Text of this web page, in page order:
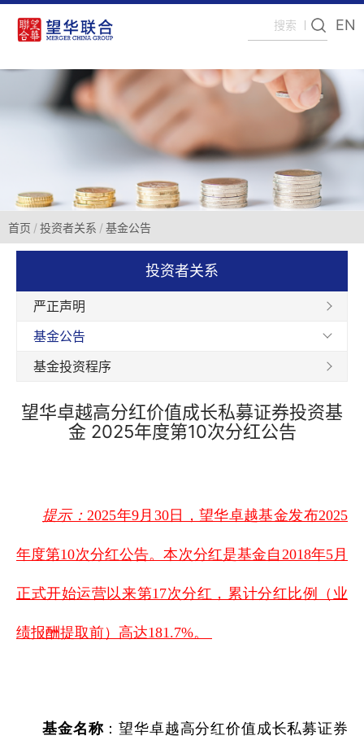
EN
首页 投资者关系 基金公告
投资者关系
严正声明
基金公告
基金投资程序
望华卓越高分红价值成长私募证券投资基
金 2025年度第10次分红公告
提示： 2025年9月30日，望华卓越基金发布2025
年度第10次分红公告。本次分红是基金自2018年5月
正式开始运营以来第17次分红，累计分红比例（业
绩报酬提取前）高达181.7%。
基金名称：望华卓越高分红价值成长私募证券